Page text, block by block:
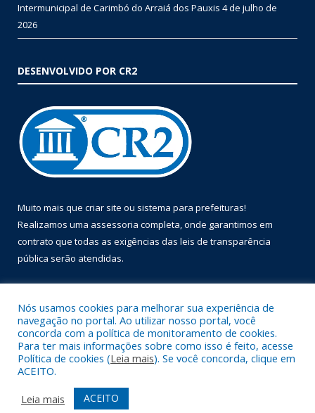
Intermunicipal de Carimbó do Arraiá dos Pauxis 4 de julho de
2026
DESENVOLVIDO POR CR2
Muito mais que criar site ou sistema para prefeituras!
Realizamos uma assessoria completa, onde garantimos em
contrato que todas as exigências das leis de transparência
pública serão atendidas.
Todos os direitos reservados a Prefeitura Municipal de Óbidos.
Mapa do Site
Acessar Área Administrativa
Acessar Webmail
Nós usamos cookies para melhorar sua experiência de
navegação no portal. Ao utilizar nosso portal, você
concorda com a política de monitoramento de cookies.
Para ter mais informações sobre como isso é feito, acesse
Política de cookies (Leia mais). Se você concorda, clique em
ACEITO.
Leia mais
ACEITO